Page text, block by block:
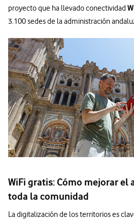
proyecto que ha llevado conectividad
3.100 sedes de la administración
WiFi gratis: Cómo mejorar el
toda la comunidad
La digitalización de los territorios es